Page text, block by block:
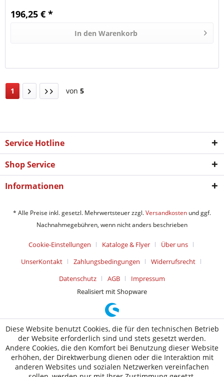
196,25 € *
In den Warenkorb
1 von 5
Service Hotline
Shop Service
Informationen
* Alle Preise inkl. gesetzl. Mehrwertsteuer zzgl.Versandkosten und ggf.
Nachnahmegebühren, wenn nicht anders beschrieben
Cookie-Einstellungen Kataloge & Flyer
Über uns
UnserKontakt
Zahlungsbedingungen
Widerrufsrecht
Datenschutz
AGB
Impressum
Realisiert mit Shopware
Diese Website benutzt Cookies, die für den technischen Betrieb
der Website erforderlich sind und stets gesetzt werden.
Andere Cookies, die den Komfort bei Benutzung dieser Website
erhöhen, der Direktwerbung dienen oder die Interaktion mit
anderen Websites und sozialen Netzwerken vereinfachen